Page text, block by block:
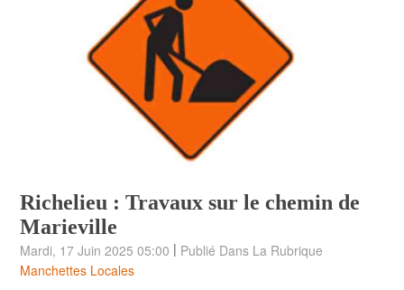
Richelieu : Travaux sur le chemin de
Marieville
Mardi, 17 Juin 2025 05:00 | Publié Dans La Rubrique
Manchettes Locales